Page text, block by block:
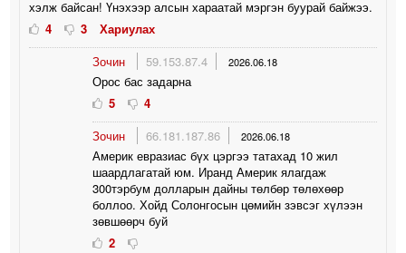
хэлж байсан! Үнэхээр алсын хараатай мэргэн буурай байжээ.
4
3
Хариулах
Зочин
59.153.87.4 2026.06.18
Орос бас задарна
5
4
Зочин
66.181.187.86 2026.06.18
Америк евразиас бүх цэргээ татахад 10 жил
шаардлагатай юм. Иранд Америк ялагдаж
300тэрбум долларын дайны төлбөр төлөхөөр
боллоо. Хойд Солонгосын цөмийн зэвсэг хүлээн
зөвшөөрч буй
2